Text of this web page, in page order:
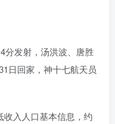
分发射，汤洪波、唐胜
日回家，神十七航天员
收入人口基本信息，约